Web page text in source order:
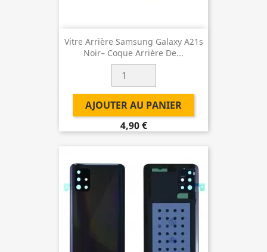
Vitre Arrière Samsung Galaxy A21s
Noir– Coque Arrière De...
AJOUTER AU PANIER
4,90 €